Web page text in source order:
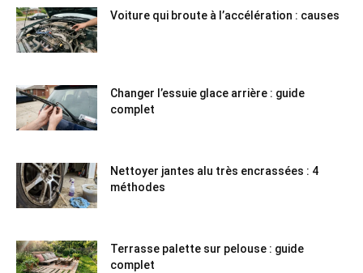
Voiture qui broute à l’accélération : causes
Changer l’essuie glace arrière : guide
complet
Nettoyer jantes alu très encrassées : 4
méthodes
Terrasse palette sur pelouse : guide
complet